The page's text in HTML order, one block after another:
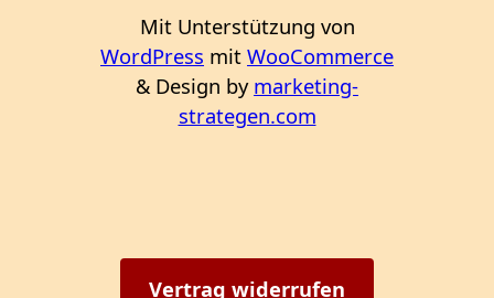
Mit Unterstützung von
WordPress mit WooCommerce
& Design by marketing-
strategen.com
Vertrag widerrufen